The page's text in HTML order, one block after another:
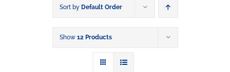
Sort by Default Order
Show 12 Products